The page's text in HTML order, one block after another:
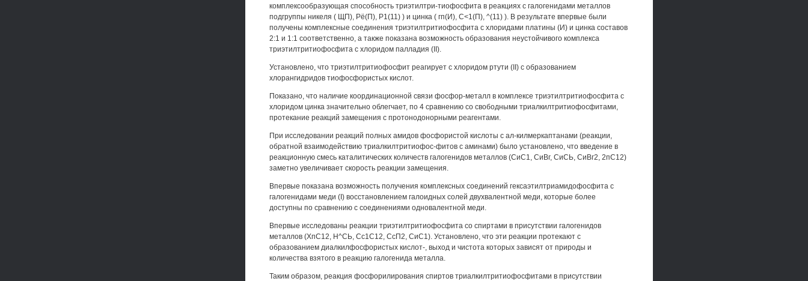
комплексообразующая способность триэтилтри-тиофосфита в реакциях с галогенидами металлов
подгруппы никеля ( ЩП), Рё(П), Р1(11) ) и цинка ( гп(И), С<1(П), ^(11) ). В результате впервые были
получены комплексные соединения триэтилтритиофосфита с хлоридами платины (И) и цинка составов
2:1 и 1:1 соответственно, а также показана возможность образования неустойчивого комплекса
триэтилтритиофосфита с хлоридом палладия (II).
Установлено, что триэтилтритиофосфит реагирует с хлоридом ртути (II) с образованием
хлорангидридов тиофосфористых кислот.
Показано, что наличие координационной связи фосфор-металл в комплексе триэтилтритиофосфита с
хлоридом цинка значительно облегчает, по 4 сравнению со свободными триалкилтритиофосфитами,
протекание реакций замещения с протонодонорными реагентами.
При исследовании реакций полных амидов фосфористой кислоты с ал-килмеркаптанами (реакции,
обратной взаимодействию триалкилтритиофос-фитов с аминами) было установлено, что введение в
реакционную смесь каталитических количеств галогенидов металлов (СиС1, СиВг, СиСЬ, СиВг2, 2пС12)
заметно увеличивает скорость реакции замещения.
Впервые показана возможность получения комплексных соединений гексаэтилтриамидофосфита с
галогенидами меди (I) восстановлением галоидных солей двухвалентной меди, которые более
доступны по сравнению с соединениями одновалентной меди.
Впервые исследованы реакции триэтилтритиофосфита со спиртами в присутствии галогенидов
металлов (ХпС12, Н^СЬ, Сс1С12, СсП2, СиС1). Установлено, что эти реакции протекают с
образованием диалкилфосфористых кислот-, выход и чистота которых зависят от природы и
количества взятого в реакцию галогенида металла.
Таким образом, реакция фосфорилирования спиртов триалкилтритиофосфитами в присутствии